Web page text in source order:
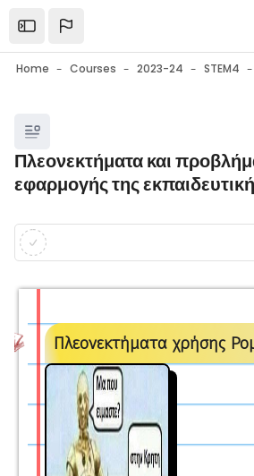
Open the sidebar
Home Courses 2023-24 STEM4
Blocks
Πλεονεκτήματα και
εφαρμογής της
Blocks
Completion requirements
Πλεονεκτήματα χρήσης